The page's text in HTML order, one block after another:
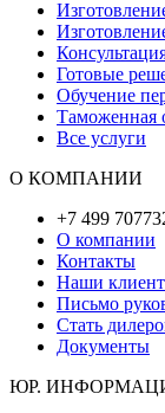
Готовые
Обучение
Таможенная
Все услуги
О КОМПАНИИ
+7 499
О компании
Контакты
Наши
Письмо
Стать
Документы
ЮР.